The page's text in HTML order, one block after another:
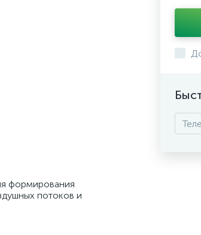
формирования
потоков и